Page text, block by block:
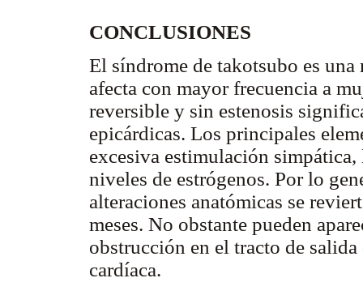
CONCLUSIONES
El síndrome de takotsubo es
afecta con mayor frecuencia a
reversible y sin estenosis
epicárdicas. Los principales
excesiva estimulación
niveles de estrógenos. Por lo
alteraciones anatómicas se
meses. No obstante pueden
obstrucción en el tracto de
cardíaca.